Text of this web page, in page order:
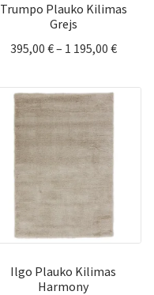
Trumpo Plauko Kilimas
Grejs
395,00 €– 1 195,00 €Price
395,00
Ilgo Plauko Kilimas
Harmony